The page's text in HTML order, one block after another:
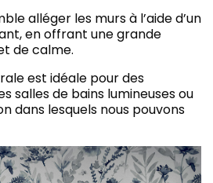
alléger les murs à l’aide d’un
en offrant une grande
de calme.
est idéale pour des
salles de bains lumineuses ou
dans lesquels nous pouvons